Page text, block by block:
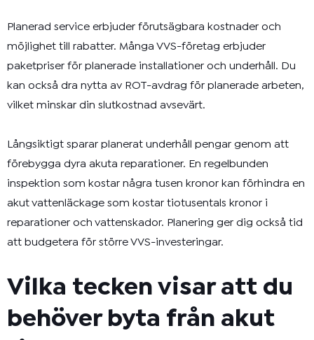
Planerad service erbjuder förutsägbara kostnader och
möjlighet till rabatter. Många VVS-företag erbjuder
paketpriser för planerade installationer och underhåll. Du
kan också dra nytta av ROT-avdrag för planerade arbeten,
vilket minskar din slutkostnad avsevärt.
Långsiktigt sparar planerat underhåll pengar genom att
förebygga dyra akuta reparationer. En regelbunden
inspektion som kostar några tusen kronor kan förhindra en
akut vattenläckage som kostar tiotusentals kronor i
reparationer och vattenskador. Planering ger dig också tid
att budgetera för större VVS-investeringar.
Vilka tecken visar att du
behöver byta från akut